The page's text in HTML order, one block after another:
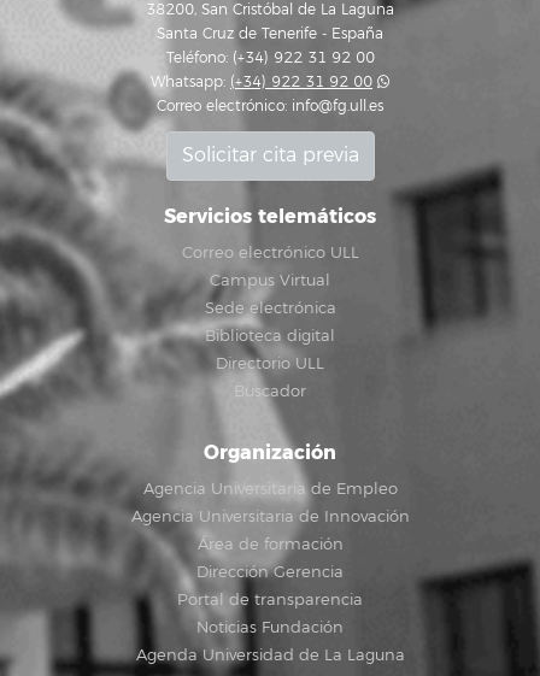
38200, San Cristóbal de La Laguna
Santa Cruz de Tenerife - España
Teléfono: (+34) 922 31 92 00
Whatsapp: (+34) 922 31 92 00
Correo electrónico: info@fg.ull.es
Solicitar cita previa
Servicios telemáticos
Correo electrónico ULL
Campus Virtual
Sede electrónica
Biblioteca digital
Directorio ULL
Buscador
Organización
Agencia Universitaria de Empleo
Agencia Universitaria de Innovación
Área de formación
Dirección Gerencia
Portal de transparencia
Noticias Fundación
Agenda Universidad de La Laguna